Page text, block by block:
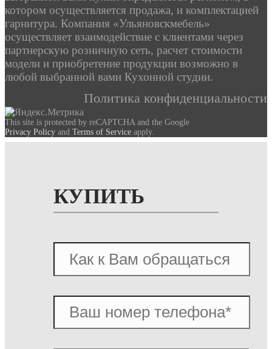
котором осуществляется продажа, и комплектацией
гарнитура. Компания «Ульяновскмебель»
осуществляет взаимодействие с клиентами через
партнерскую розничную сеть, расчет стоимости
модели и приобретение продукции возможно в
любой выбранной вами Кухонной студии.
Политика конфиденциальности
This site is protected by reCAPTCHA and the Google
Privacy Policy and Terms of Service apply.
КУПИТЬ